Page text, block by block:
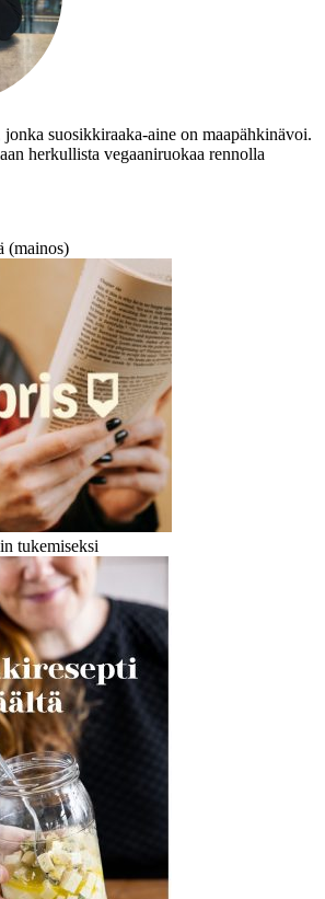
suosikkiraaka-aine on maapähkinävoi.
herkullista vegaaniruokaa rennolla
(mainos)
tukemiseksi